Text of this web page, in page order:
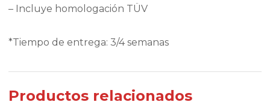
– Incluye homologación TÜV
*Tiempo de entrega: 3/4 semanas
Productos relacionados